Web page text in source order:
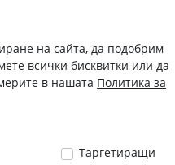
данни .
ePharm.bg
„Ванчева“,
своите
на сайта, да подобрим
всички бисквитки или да
в нашата Политика за
Таргетиращи